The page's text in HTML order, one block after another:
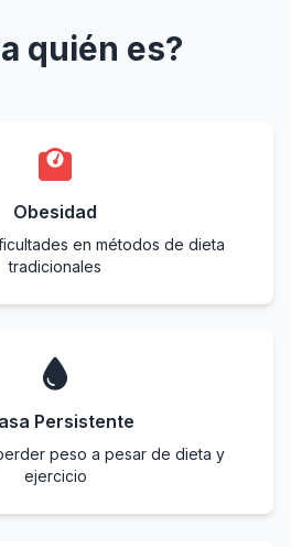
quién es?
Obesidad
en métodos de dieta
tradicionales
Persistente
peso a pesar de dieta y
ejercicio